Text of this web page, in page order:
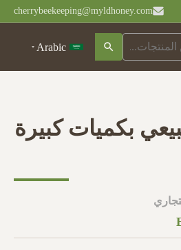
cherrybeekeeping@myldhoney.com
Arabic
بكميات كبيرة